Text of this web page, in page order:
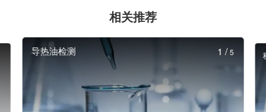
相关推荐
导热油检测 1 /5